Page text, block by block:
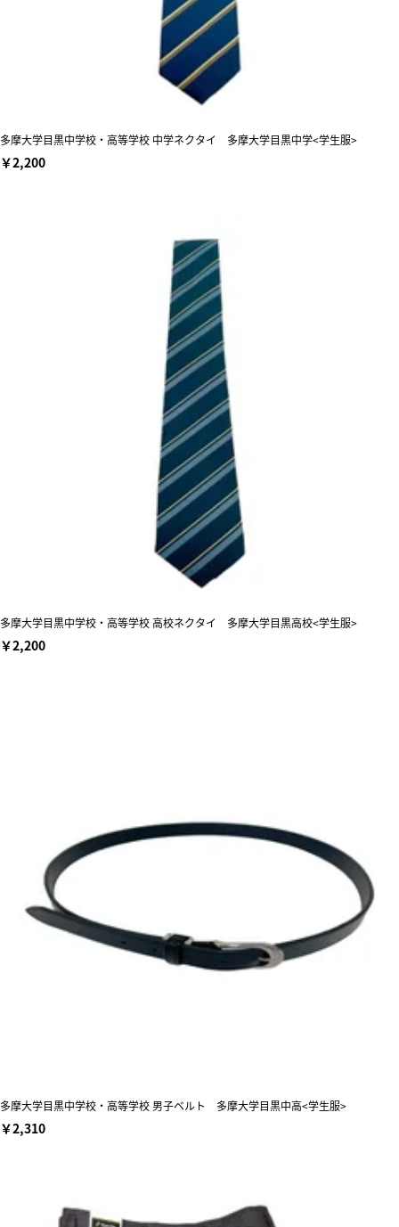
多摩大学目黒中学校・高等学校 中学ネクタイ 多摩大学目黒中学<学生服>
￥2,200
多摩大学目黒中学校・高等学校 高校ネクタイ 多摩大学目黒高校<学生服>
￥2,200
多摩大学目黒中学校・高等学校 男子ベルト 多摩大学目黒中高<学生服>
￥2,310